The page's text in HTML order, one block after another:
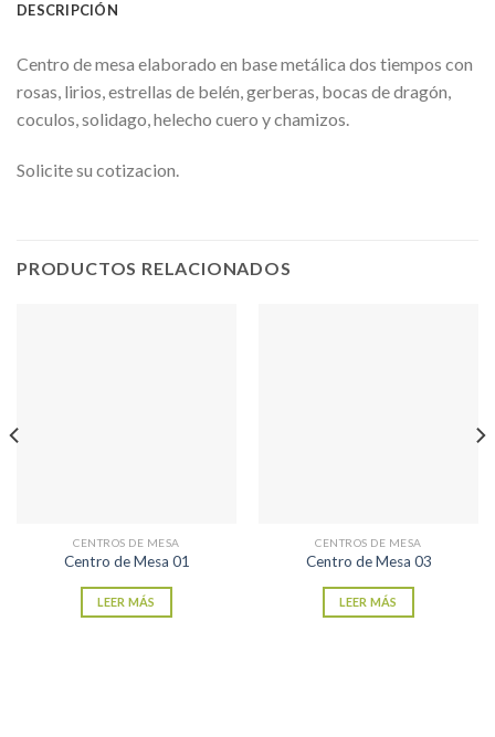
DESCRIPCIÓN
Centro de mesa elaborado en base metálica dos tiempos con
rosas, lirios, estrellas de belén, gerberas, bocas de dragón,
coculos, solidago, helecho cuero y chamizos.
Solicite su cotizacion.
PRODUCTOS RELACIONADOS
CENTROS DE MESA
Centro de Mesa 01
LEER MÁS
CENTROS DE MESA
Centro de Mesa 03
LEER MÁS